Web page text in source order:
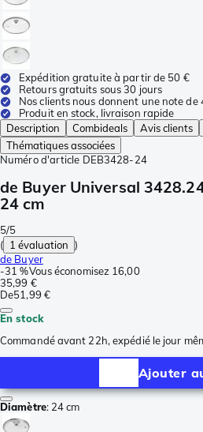
Expédition gratuite à partir de 50 €
Retours gratuits sous 30 jours
Nos clients nous donnent une note de
Produit en stock, livraison rapide
Description
Combideals Avis clients
Thématiques associées
Numéro d'article DEB3428-24
de Buyer Universal
24 cm
5/5
( 1 évaluation )
de Buyer
-31 %Vous économisez 16,00
35,99 €
De51,99 €
En stock
Commandé avant 22h, expédié le jour
Ajouter
Diamètre: 24 cm